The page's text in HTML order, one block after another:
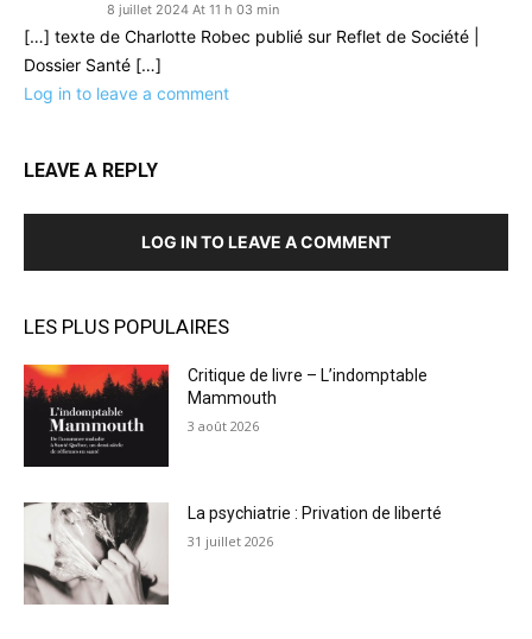
8 juillet 2024 At 11 h 03 min
[…] texte de Charlotte Robec publié sur Reflet de Société |
Dossier Santé […]
Log in to leave a comment
LEAVE A REPLY
LOG IN TO LEAVE A COMMENT
LES PLUS POPULAIRES
Critique de livre – L’indomptable
Mammouth
3 août 2026
La psychiatrie : Privation de liberté
31 juillet 2026